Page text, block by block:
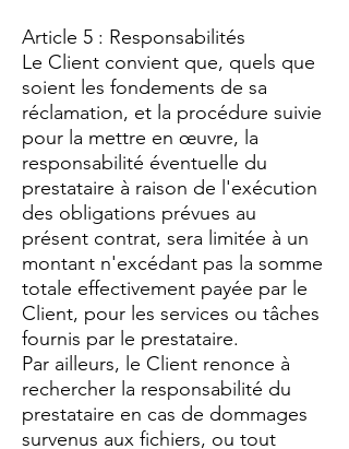
Article 5 : Responsabilités
Le Client convient que, quels que
soient les fondements de sa
réclamation, et la procédure suivie
pour la mettre en œuvre, la
responsabilité éventuelle du
prestataire à raison de l'exécution
des obligations prévues au
présent contrat, sera limitée à un
montant n'excédant pas la somme
totale effectivement payée par le
Client, pour les services ou tâches
fournis par le prestataire.
Par ailleurs, le Client renonce à
rechercher la responsabilité du
prestataire en cas de dommages
survenus aux fichiers, ou tout